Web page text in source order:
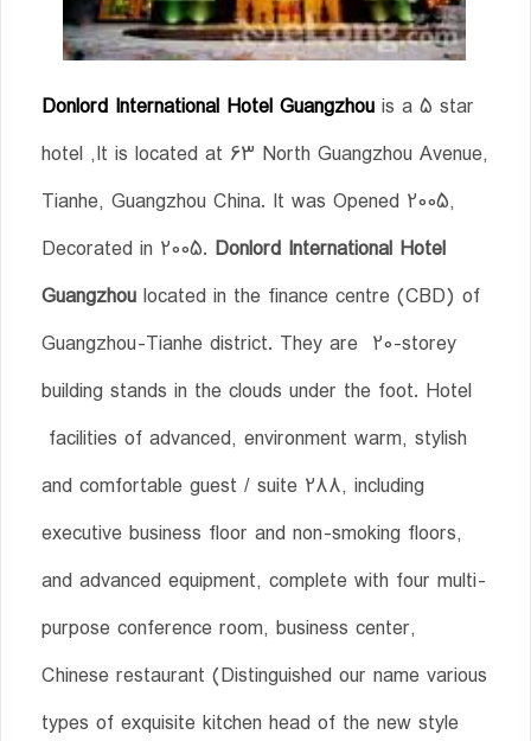
Donlord International Hotel Guangzhou is a 5 star
hotel ,It is located at 63 North Guangzhou Avenue,
Tianhe, Guangzhou China. It was Opened 2005,
Decorated in 2005.Donlord International Hotel
Guangzhoulocated in the finance centre (CBD) of
Guangzhou-Tianhe district. They are 20-storey
building stands in the clouds under the foot. Hotel
facilities of advanced, environment warm, stylish
and comfortable guest / suite 288, including
executive business floor and non-smoking floors,
and advanced equipment, complete with four multi-
purpose conference room, business center,
Chinese restaurant (Distinguished our name various
types of exquisite kitchen head of the new style